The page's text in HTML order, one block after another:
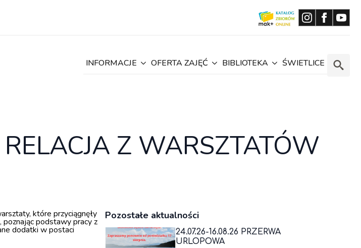
INFORMACJE OFERTA ZAJĘĆ BIBLIOTEKA
ŚWIETLICE
Z WARSZTATÓW
które przyciągnęły
poznając podstawy pracy z
dodatki w postaci
Pozostałe aktualności
24.07.26-16.08.26 PRZERWA
URLOPOWA